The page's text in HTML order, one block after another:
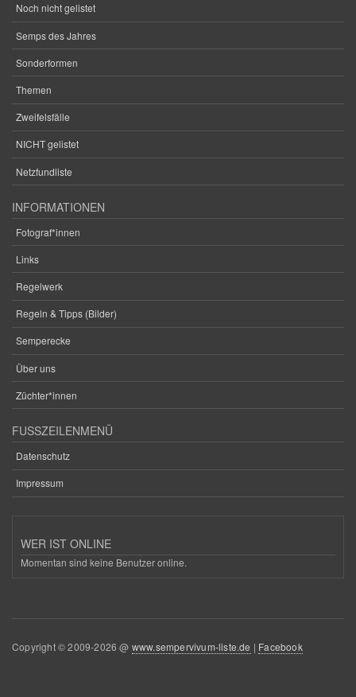
Noch nicht gelistet
Semps des Jahres
Sonderformen
Themen
Zweifelsfälle
NICHT gelistet
Netzfundliste
INFORMATIONEN
Fotograf*innen
Links
Regelwerk
Regeln & Tipps (Bilder)
Semperecke
Über uns
Züchter*innen
FUSSZEILENMENÜ
Datenschutz
Impressum
WER IST ONLINE
Momentan sind keine Benutzer online.
Copyright © 2009-2026 @ www.sempervivum-liste.de | Facebook